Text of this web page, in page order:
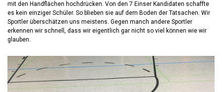
mit den Handflächen hochdrücken. Von den 7 Einser Kandidaten schaffte
es kein einziger Schüler. So blieben sie auf dem Boden der Tatsachen. Wir
Sportler überschätzen uns meistens. Gegen manch andere Sportler
erkennen wir schnell, dass wir eigentlich gar nicht so viel können wie wir
glauben.